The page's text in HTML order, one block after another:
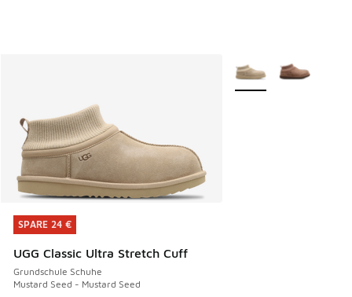
SPARE 24 €
UGG Classic Ultra Stretch Cuff
Grundschule Schuhe
Mustard Seed - Mustard Seed
SPARE 24 €
Weitere Farben